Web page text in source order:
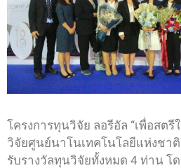
โครงการทุนวิจัย ลอรีอัล “เพื่อสต
วิจัยศูนย์นาโนเทคโนโลยีแห่งชาติ
รับรางวัลทุนวิจัยทั้งหมด 4 ท่าน โ